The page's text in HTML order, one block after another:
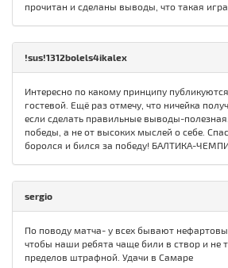
прочитан и сделаны выводы, что такая
!sus!1312bolels4ikalex
Интересно по какому принципу
гостевой. Ещё раз отмечу, что ничейка
если сделать правильные выводы-
победы, а не от высоких мыслей о себе.
боролся и бился за победу! БАЛТИКА-
sergio
По поводу матча- у всех бывают
чтобы наши ребята чаще били в створ и не
пределов штрафной. Удачи в Самаре